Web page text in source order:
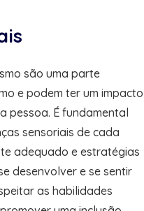
são uma parte
e podem ter um impacto
pessoa. É fundamental
sensoriais de cada
adequado e estratégias
desenvolver e se sentir
as habilidades